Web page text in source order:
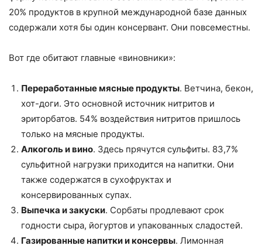
20% продуктов в крупной международной базе данных
содержали хотя бы один консервант. Они повсеместны.
Вот где обитают главные «виновники»:
Переработанные мясные продукты. Ветчина, бекон,
хот-доги. Это основной источник нитритов и
эриторбатов. 54% воздействия нитритов пришлось
только на мясные продукты.
Алкоголь и вино. Здесь прячутся сульфиты. 83,7%
сульфитной нагрузки приходится на напитки. Они
также содержатся в сухофруктах и
консервированных супах.
Выпечка и закуски. Сорбаты продлевают срок
годности сыра, йогуртов и упакованных сладостей.
Газированные напитки и консервы. Лимонная